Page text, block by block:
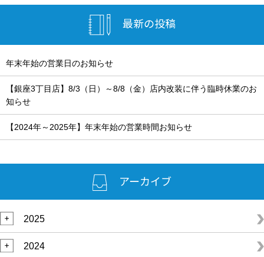
最新の投稿
年末年始の営業日のお知らせ
【銀座3丁目店】8/3（日）～8/8（金）店内改装に伴う臨時休業のお
知らせ
【2024年～2025年】年末年始の営業時間お知らせ
アーカイブ
2025
2024